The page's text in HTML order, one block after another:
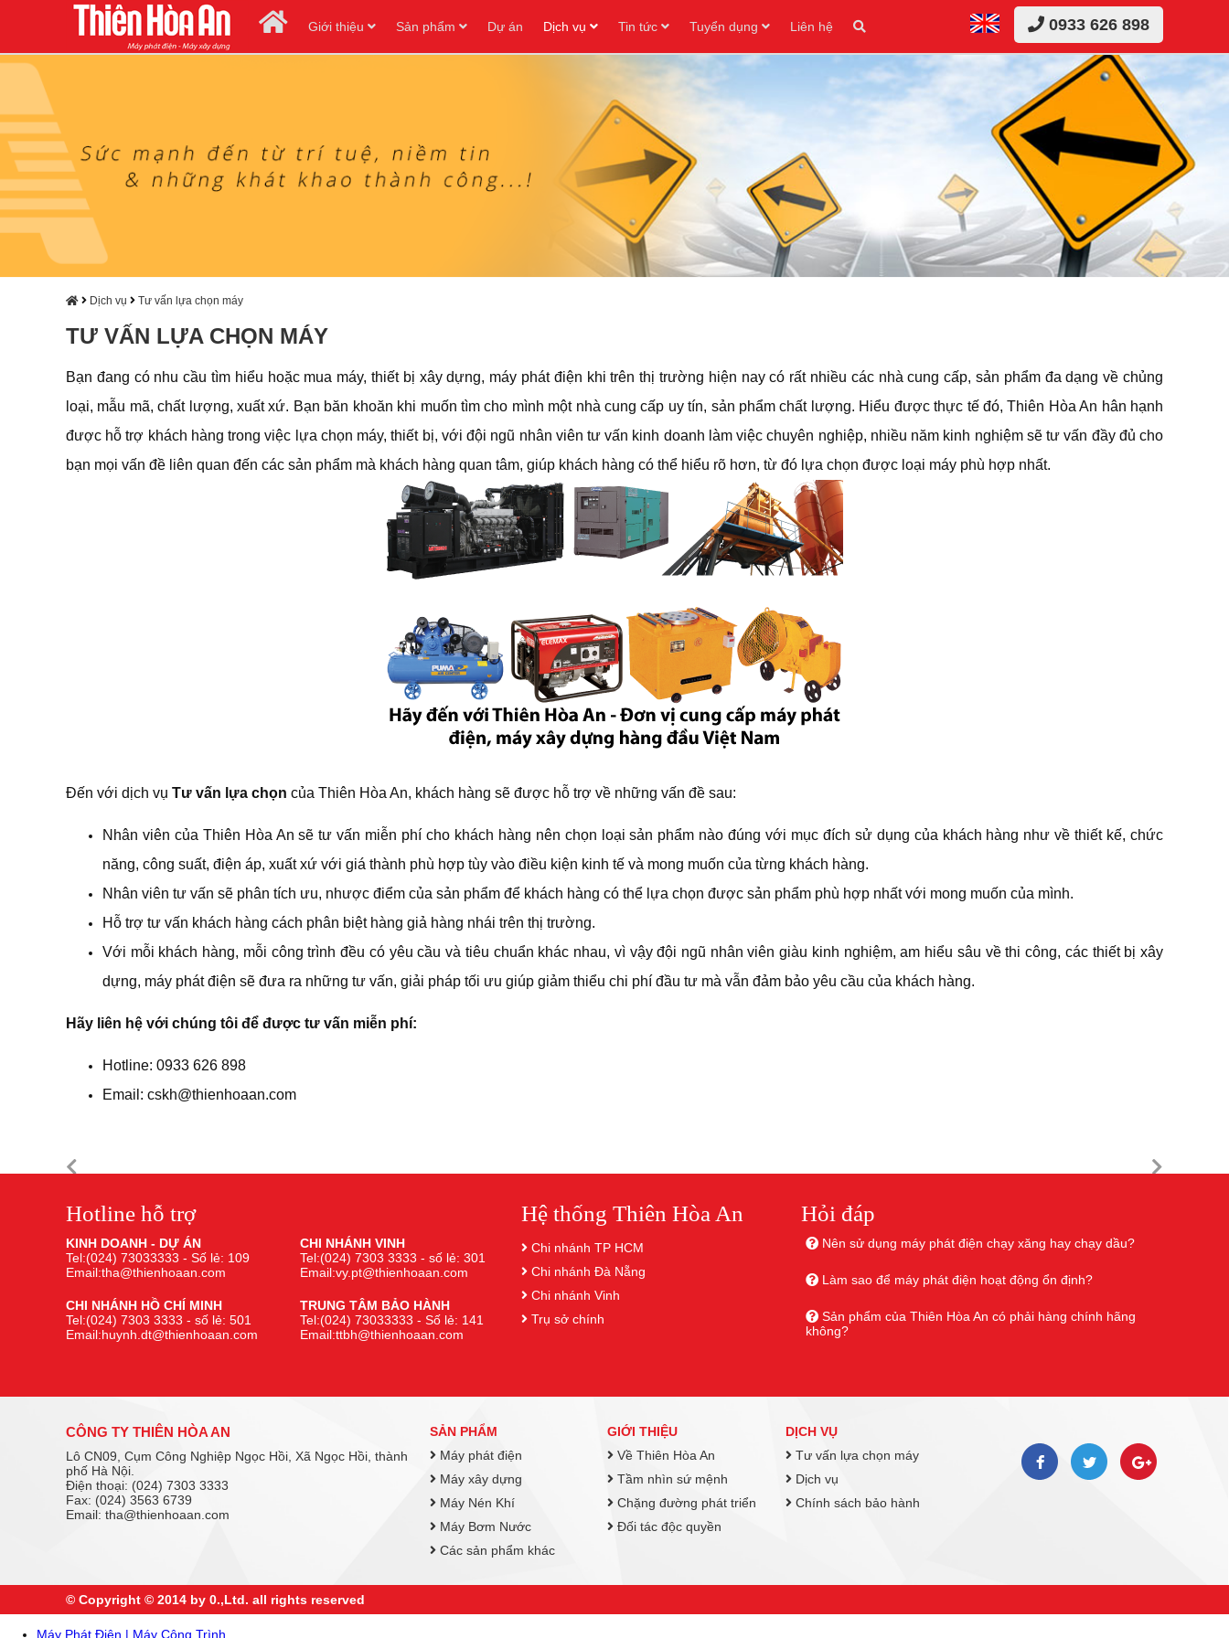
0933 626 898
Giới thiệu Sản phẩm Dự án Dịch vụ Tin tức Tuyển dụng Liên hệ
Dịch vụ Tư vấn lựa chọn máy
TƯ VẤN LỰA CHỌN MÁY
Bạn đang có nhu cầu tìm hiểu hoặc mua máy, thiết bị xây dựng, máy phát điện khi trên thị trường hiện nay có rất nhiều các nhà cung cấp, sản phẩm đa dạng về chủng
loại, mẫu mã, chất lượng, xuất xứ. Bạn băn khoăn khi muốn tìm cho mình một nhà cung cấp uy tín, sản phẩm chất lượng. Hiểu được thực tế đó, Thiên Hòa An hân hạnh
được hỗ trợ khách hàng trong việc lựa chọn máy, thiết bị, với đội ngũ nhân viên tư vấn kinh doanh làm việc chuyên nghiệp, nhiều năm kinh nghiệm sẽ tư vấn đầy đủ cho
bạn mọi vấn đề liên quan đến các sản phẩm mà khách hàng quan tâm, giúp khách hàng có thể hiểu rõ hơn, từ đó lựa chọn được loại máy phù hợp nhất.
Đến với dịch vụ Tư vấn lựa chọn của Thiên Hòa An, khách hàng sẽ được hỗ trợ về những vấn đề sau:
Nhân viên của Thiên Hòa An sẽ tư vấn miễn phí cho khách hàng nên chọn loại sản phẩm nào đúng với mục đích sử dụng của khách hàng như về thiết kế, chức
năng, công suất, điện áp, xuất xứ với giá thành phù hợp tùy vào điều kiện kinh tế và mong muốn của từng khách hàng.
Nhân viên tư vấn sẽ phân tích ưu, nhược điểm của sản phẩm để khách hàng có thể lựa chọn được sản phẩm phù hợp nhất với mong muốn của mình.
Hỗ trợ tư vấn khách hàng cách phân biệt hàng giả hàng nhái trên thị trường.
Với mỗi khách hàng, mỗi công trình đều có yêu cầu và tiêu chuẩn khác nhau, vì vậy đội ngũ nhân viên giàu kinh nghiệm, am hiểu sâu về thi công, các thiết bị xây
dựng, máy phát điện sẽ đưa ra những tư vấn, giải pháp tối ưu giúp giảm thiểu chi phí đầu tư mà vẫn đảm bảo yêu cầu của khách hàng.
Hãy liên hệ với chúng tôi để được tư vấn miễn phí:
Hotline: 0933 626 898
Email: cskh@thienhoaan.com
Hotline hỗ trợ
KINH DOANH - DỰ ÁN
Tel:(024) 73033333 - Số lẻ: 109
Email:tha@thienhoaan.com
CHI NHÁNH VINH
Tel:(024) 7303 3333 - số lẻ: 301
Email:vy.pt@thienhoaan.com
CHI NHÁNH HỒ CHÍ MINH
Tel:(024) 7303 3333 - số lẻ: 501
Email:huynh.dt@thienhoaan.com
TRUNG TÂM BẢO HÀNH
Tel:(024) 73033333 - Số lẻ: 141
Email:ttbh@thienhoaan.com
Hệ thống Thiên Hòa An
Chi nhánh TP HCM
Chi nhánh Đà Nẵng
Chi nhánh Vinh
Trụ sở chính
Hỏi đáp
Nên sử dụng máy phát điện chạy xăng hay chạy dầu?
Làm sao để máy phát điện hoạt động ổn định?
Sản phẩm của Thiên Hòa An có phải hàng chính hãng
không?
CÔNG TY THIÊN HÒA AN
Lô CN09, Cụm Công Nghiệp Ngọc Hồi, Xã Ngọc Hồi, thành
phố Hà Nội.
Điện thoại: (024) 7303 3333
Fax: (024) 3563 6739
Email: tha@thienhoaan.com
SẢN PHẨM
Máy phát điện
Máy xây dựng
Máy Nén Khí
Máy Bơm Nước
Các sản phẩm khác
GIỚI THIỆU
Về Thiên Hòa An
Tầm nhìn sứ mệnh
Chặng đường phát triển
Đối tác độc quyền
DỊCH VỤ
Tư vấn lựa chọn máy
Dịch vụ
Chính sách bảo hành
© Copyright © 2014 by 0.,Ltd. all rights reserved
Máy Phát Điện | Máy Công Trình